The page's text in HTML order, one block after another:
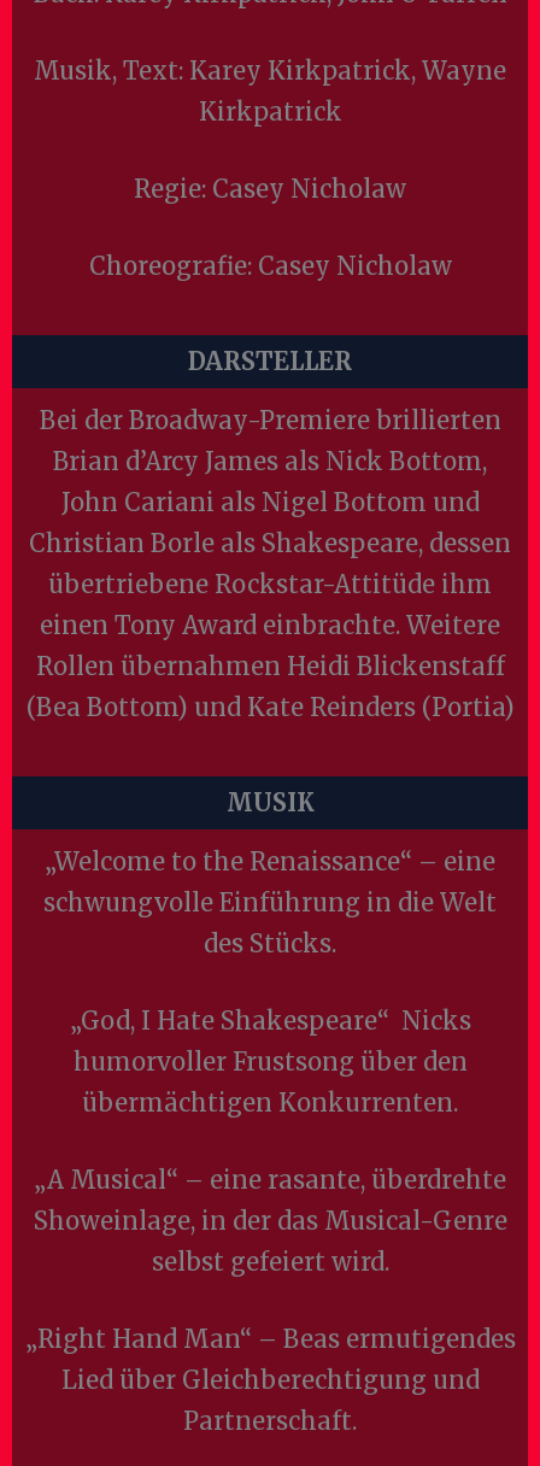
Musik, Text: Karey Kirkpatrick, Wayne
Kirkpatrick
Regie: Casey Nicholaw
Choreografie: Casey Nicholaw
DARSTELLER
Bei der Broadway-Premiere brillierten
Brian d’Arcy James als Nick Bottom,
John Cariani als Nigel Bottom und
Christian Borle als Shakespeare, dessen
übertriebene Rockstar-Attitüde ihm
einen Tony Award einbrachte. Weitere
Rollen übernahmen Heidi Blickenstaff
(Bea Bottom) und Kate Reinders (Portia)
MUSIK
„Welcome to the Renaissance“ – eine
schwungvolle Einführung in die Welt
des Stücks.
„God, I Hate Shakespeare“ Nicks
humorvoller Frustsong über den
übermächtigen Konkurrenten.
„A Musical“ – eine rasante, überdrehte
Showeinlage, in der das Musical-Genre
selbst gefeiert wird.
„Right Hand Man“ – Beas ermutigendes
Lied über Gleichberechtigung und
Partnerschaft.